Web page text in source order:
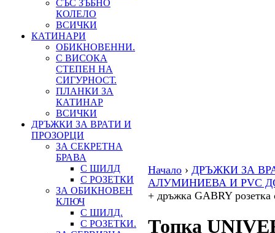
СЪС ЗЪБНО
КОЛЕЛО
ВСИЧКИ
КАТИНАРИ
ОБИКНОВЕННИ.
С ВИСОКА
СТЕПЕН НА
СИГУРНОСТ.
ПЛАНКИ ЗА
КАТИНАР
ВСИЧКИ
ДРЪЖКИ ЗА ВРАТИ И
ПРОЗОРЦИ
ЗА СЕКРЕТНА
БРАВА
С ШИЛД
С РОЗЕТКИ
ЗА ОБИКНОВЕН
КЛЮЧ
С ШИЛД.
С РОЗЕТКИ.
Начало › ДРЪЖКИ ЗА
АЛУМИНИЕВА И PVC
+ дръжка GABRY розетка
Топка